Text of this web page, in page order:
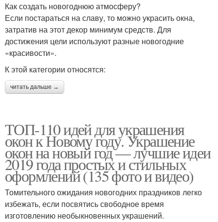
Как создать новогоднюю атмосферу?
Если постараться на славу, то можно украсить окна,
затратив на этот декор минимум средств. Для
достижения цели используют разные новогодние
«красивости».
К этой категории относятся:
читать дальше →
ТОП-110 идей для украшения
окон к Новому году. Украшение
окон на новый год — лучшие идеи
2019 года простых и стильных
оформлений (135 фото и видео)
Томительного ожидания новогодних праздников легко
избежать, если посвятись свободное время
изготовлению необыкновенных украшений.